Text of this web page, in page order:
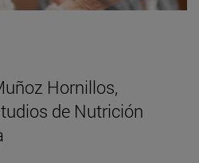
Hornillos,
de Nutrición